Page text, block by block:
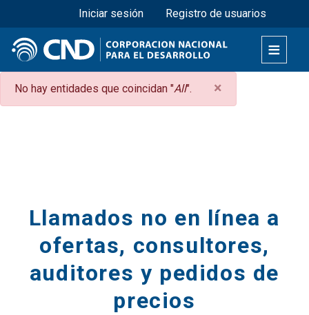
Pasar
al
contenido
principal
Menú superior
Iniciar sesión Registro de usuarios
×
Mensaje
de
No hay entidades que coincidan "All".
Llamados no en línea a
ofertas, consultores,
auditores y pedidos de
precios